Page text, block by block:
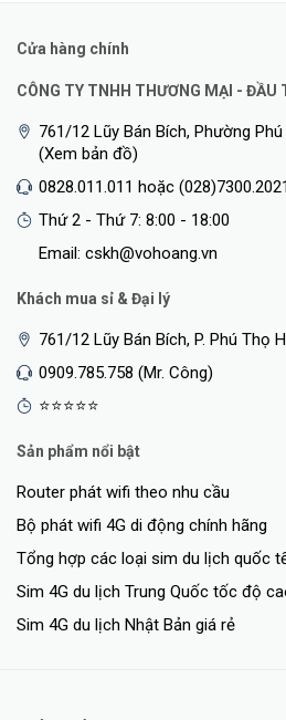
Cửa hàng chính
CÔNG TY TNHH THƯƠNG MẠI - ĐẦU
761/12 Lũy Bán Bích, Phường
(Xem bản đồ)
0828.011.011 hoặc
Thứ 2 - Thứ 7: 8:00 - 18:00
Email: cskh@vohoang.vn
Khách mua sỉ & Đại lý
761/12 Lũy Bán Bích, P. Phú Thọ
0909.785.758 (Mr. Công)
⭐⭐⭐⭐⭐
Sản phẩm nổi bật
Router phát wifi theo nhu cầu
Bộ phát wifi 4G di động chính hãng
Tổng hợp các loại sim du lịch quốc
Sim 4G du lịch Trung Quốc tốc độ
Sim 4G du lịch Nhật Bản giá rẻ